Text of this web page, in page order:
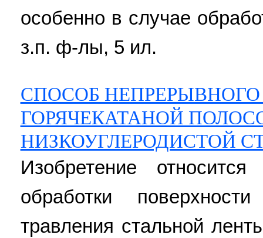
особенно в случае
з.п. ф-лы, 5 ил.
СПОСОБ НЕПРЕРЫВНОГО
ГОРЯЧЕКАТАНОЙ
НИЗКОУГЛЕРОДИСТОЙ
Изобретение
обработки
травления стальной